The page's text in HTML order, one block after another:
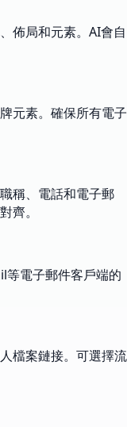
佈局和元素。AI會自
元素。確保所有電子
稱、電話和電子郵
齊。
電子郵件客戶端的
檔案鏈接。可選擇流